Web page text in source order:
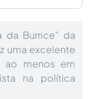
da Burrice” da
uma excelente
ao menos em
na política